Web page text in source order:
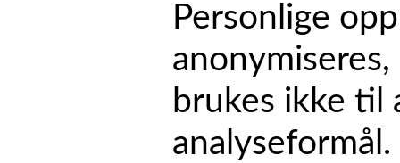
Personlige
anonymiseres,
brukes ikke til
analyseformål.